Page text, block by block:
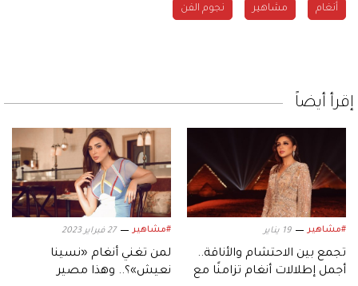
أنغام مشاهير نجوم الفن
إقرأ أيضاً
#مشاهير 19 يناير
تجمع بين الاحتشام والأناقة..
أجمل إطلالات أنغام تزامنًا مع
#مشاهير 27 فبراير 2023
لمن تغني أنغام «نسينا
نعيش»؟.. وهذا مصير